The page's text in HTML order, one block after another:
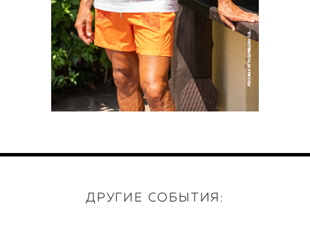
ДРУГИЕ СОБЫТИЯ: